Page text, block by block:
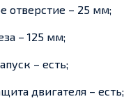
отверстие – 25 мм;
– 125 мм;
– есть;
двигателя – есть;